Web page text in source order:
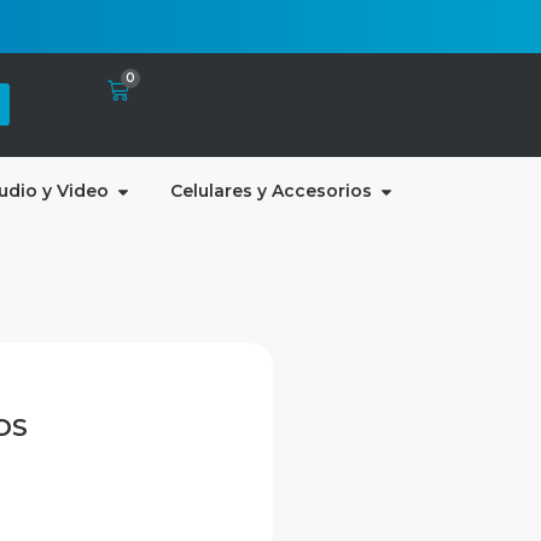
0
y Video Celulares y Accesorios